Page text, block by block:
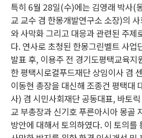
특히 6월 28일(수)에는 김영래 박사(
교 교수 겸 한몽개발연구소 소장)의
와 사막화 그리고 대응과 관련된 주제
다. 연사로 초청된 한몽그린벨트 사업
발표 후, 이용주 전 경기도평택교육지
한 평택시로컬푸드재단 상임이사 겸
이동현 총장을 대신해 조종건 평택대
사) 겸 시민사회재단 공동대표, 바토
교 부총장과 신기호 푸른아시아 몽골
방안에 대해서 토의하였다. 이 토의를